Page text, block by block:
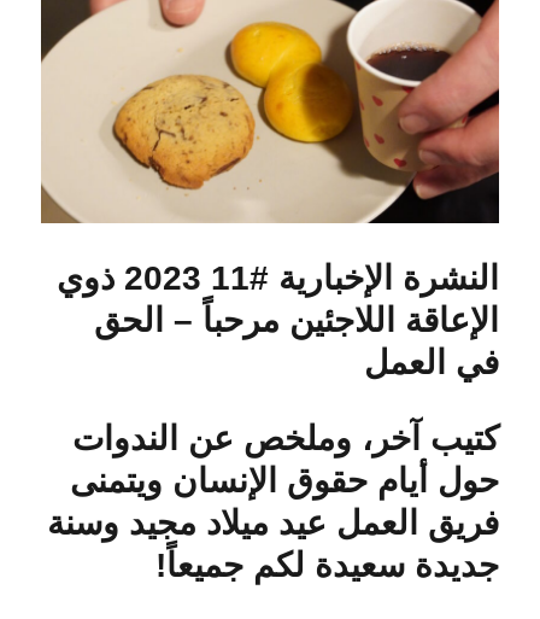
النشرة الإخبارية #11 2023 ذوي
الإعاقة اللاجئين مرحباً – الحق
في العمل
كتيب آخر، وملخص عن الندوات
حول أيام حقوق الإنسان ويتمنى
فريق العمل عيد ميلاد مجيد وسنة
جديدة سعيدة لكم جميعاً!